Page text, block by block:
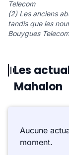
Telecom
(2) Les anciens
tandis que les
Bouygues
Les
Mahalon
Aucune
moment.